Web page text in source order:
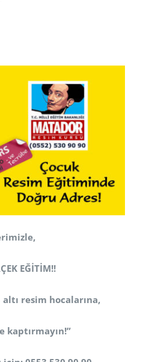
EĞİTİM!!
resim hocalarına,
kaptırmayın!”